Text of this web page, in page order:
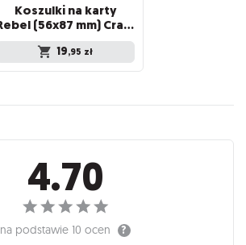
Koszulki na karty
Rebel (56x87 mm) Crater Premium, 100 sztuk
19,95 zł
4.70
na podstawie 10 ocen